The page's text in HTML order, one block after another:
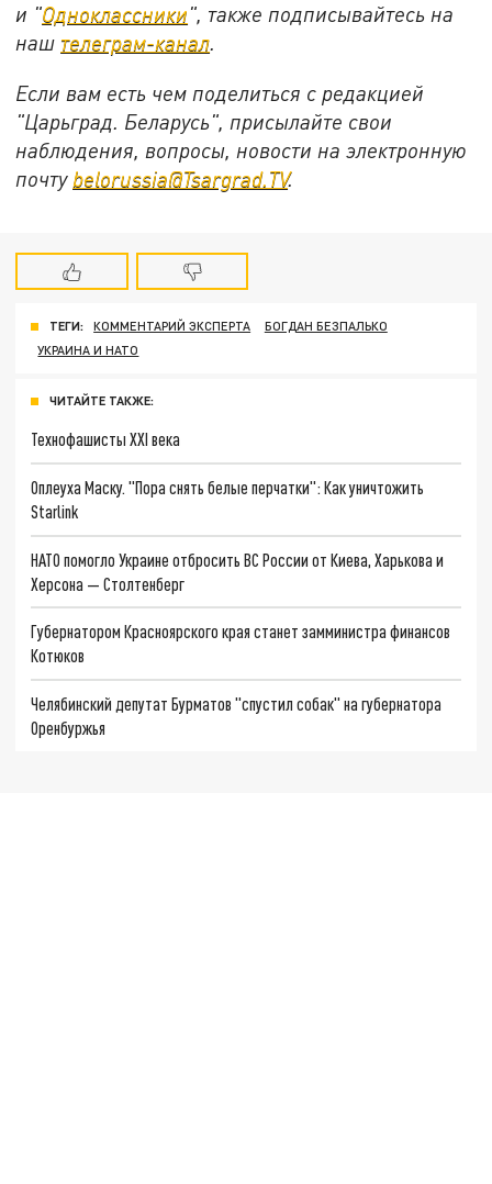
и "Одноклассники", также подписывайтесь на
наш телеграм-канал.
Если вам есть чем поделиться с редакцией
"Царьград. Беларусь", присылайте свои
наблюдения, вопросы, новости на электронную
почту belorussia@Tsargrad.TV.
ТЕГИ: КОММЕНТАРИЙ ЭКСПЕРТА
БОГДАН БЕЗПАЛЬКО
УКРАИНА И НАТО
ЧИТАЙТЕ ТАКЖЕ:
Технофашисты XXI века
Оплеуха Маску. "Пора снять белые перчатки": Как уничтожить
Starlink
НАТО помогло Украине отбросить ВС России от Киева, Харькова и
Херсона — Столтенберг
Губернатором Красноярского края станет замминистра финансов
Котюков
Челябинский депутат Бурматов "спустил собак" на губернатора
Оренбуржья